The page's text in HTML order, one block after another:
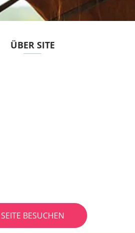
ÜBER SITE
SEITE BESUCHEN